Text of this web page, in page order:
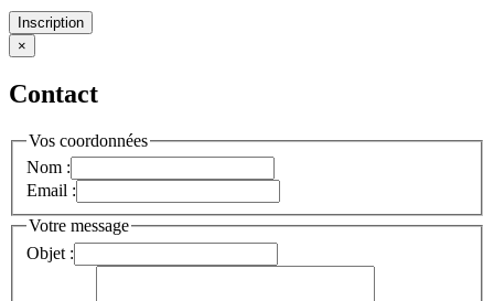
Inscription
×
Contact
Vos coordonnées
Nom :
Email :
Votre message
Objet :